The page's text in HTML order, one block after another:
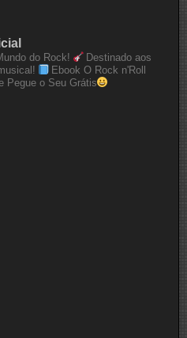
do Rock!
Destinado aos
Ebook O Rock n'Roll
Pegue o Seu Grátis